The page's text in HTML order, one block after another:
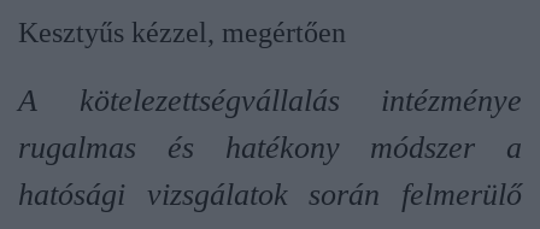
Kesztyűs kézzel, megértően
A kötelezettségvállalás intézménye
rugalmas és hatékony módszer a
hatósági vizsgálatok során felmerülő